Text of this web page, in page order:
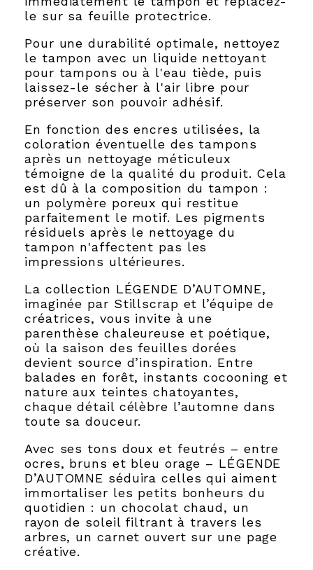
le sur sa feuille protectrice.
Pour une durabilité optimale, nettoyez
le tampon avec un liquide nettoyant
pour tampons ou à l'eau tiède, puis
laissez-le sécher à l'air libre pour
préserver son pouvoir adhésif.
En fonction des encres utilisées, la
coloration éventuelle des tampons
après un nettoyage méticuleux
témoigne de la qualité du produit. Cela
est dû à la composition du tampon :
un polymère poreux qui restitue
parfaitement le motif. Les pigments
résiduels après le nettoyage du
tampon n'affectent pas les
impressions ultérieures.
La collection LÉGENDE D’AUTOMNE,
imaginée par Stillscrap et l’équipe de
créatrices, vous invite à une
parenthèse chaleureuse et poétique,
où la saison des feuilles dorées
devient source d’inspiration. Entre
balades en forêt, instants cocooning et
nature aux teintes chatoyantes,
chaque détail célèbre l’automne dans
toute sa douceur.
Avec ses tons doux et feutrés – entre
ocres, bruns et bleu orage – LÉGENDE
D’AUTOMNE séduira celles qui aiment
immortaliser les petits bonheurs du
quotidien : un chocolat chaud, un
rayon de soleil filtrant à travers les
arbres, un carnet ouvert sur une page
créative.